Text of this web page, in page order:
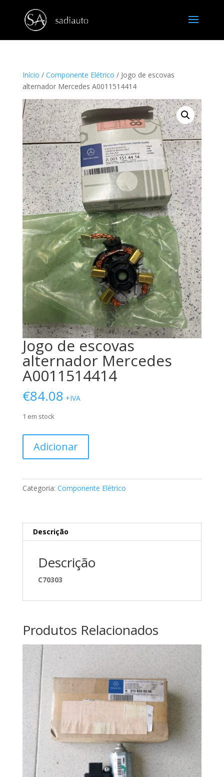
Início / Componente Elétrico / Jogo de escovas
alternador Mercedes A0011514414
Jogo de escovas
alternador Mercedes
A0011514414
€84.08 +IVA
1 em stock
Jogo
escovas
Adicionar
Categoria: Componente Elétrico
Descrição
Descrição
C70303
Produtos Relacionados